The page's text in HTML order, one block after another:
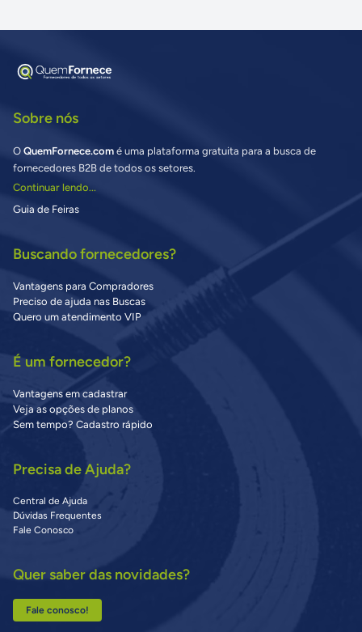
Sobre nós
O QuemFornece.com é uma plataforma gratuita para a busca de
fornecedores B2B de todos os setores.
Continuar lendo...
Guia de Feiras
Buscando fornecedores?
Vantagens para Compradores
Preciso de ajuda nas Buscas
Quero um atendimento VIP
É um fornecedor?
Vantagens em cadastrar
Veja as opções de planos
Sem tempo? Cadastro rápido
Precisa de Ajuda?
Central de Ajuda
Dúvidas Frequentes
Fale Conosco
Quer saber das novidades?
Fale conosco!